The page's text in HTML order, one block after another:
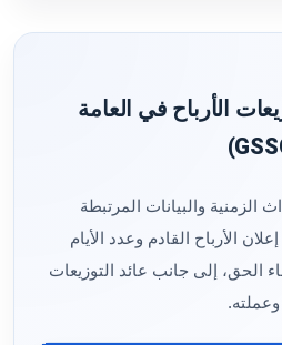
الأرباح في العامة
الزمنية والبيانات المرتبطة
الأرباح القادم وعدد الأيام
الحق، إلى جانب عائد التوزيعات
وعملته.